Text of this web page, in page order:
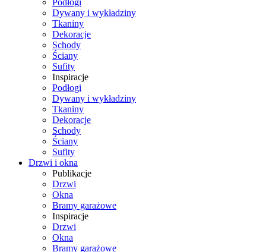
Podłogi
Dywany i wykładziny
Tkaniny
Dekoracje
Schody
Ściany
Sufity
Inspiracje
Podłogi
Dywany i wykładziny
Tkaniny
Dekoracje
Schody
Ściany
Sufity
Drzwi i okna
Publikacje
Drzwi
Okna
Bramy garażowe
Inspiracje
Drzwi
Okna
Bramy garażowe